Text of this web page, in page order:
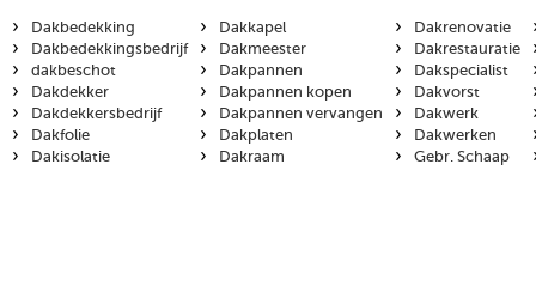
›
Dakbedekking
› Dakbedekkingsbedrijf
› dakbeschot
› Dakdekker
› Dakdekkersbedrijf
› Dakfolie
› Dakisolatie
› Dakkapel
› Dakmeester
› Dakpannen
› Dakpannen kopen
› Dakpannen vervangen
› Dakplaten
› Dakraam
› Dakrenovatie
› Dakrestauratie
› Dakspecialist
› Dakvorst
› Dakwerk
› Dakwerken
› Gebr. Schaap